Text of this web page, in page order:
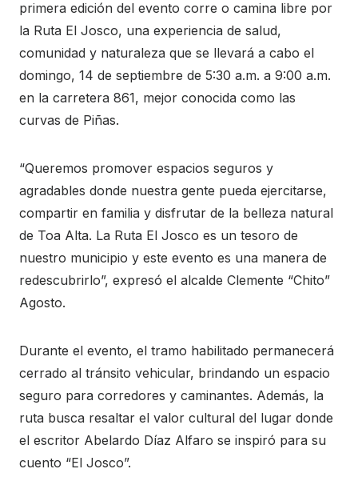
primera edición del evento corre o camina libre por
la Ruta El Josco, una experiencia de salud,
comunidad y naturaleza que se llevará a cabo el
domingo, 14 de septiembre de 5:30 a.m. a 9:00 a.m.
en la carretera 861, mejor conocida como las
curvas de Piñas.
“Queremos promover espacios seguros y
agradables donde nuestra gente pueda ejercitarse,
compartir en familia y disfrutar de la belleza natural
de Toa Alta. La Ruta El Josco es un tesoro de
nuestro municipio y este evento es una manera de
redescubrirlo”, expresó el alcalde Clemente “Chito”
Agosto.
Durante el evento, el tramo habilitado permanecerá
cerrado al tránsito vehicular, brindando un espacio
seguro para corredores y caminantes. Además, la
ruta busca resaltar el valor cultural del lugar donde
el escritor Abelardo Díaz Alfaro se inspiró para su
cuento “El Josco”.